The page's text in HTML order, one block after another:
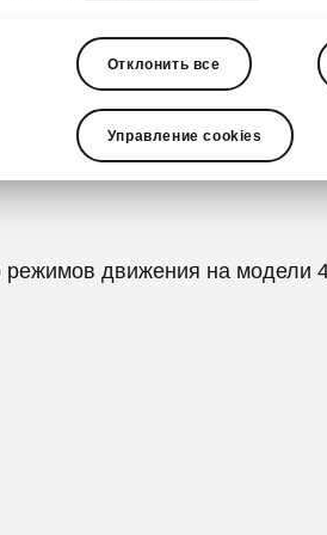
для тяжелых дорожных
режимов движения на модели
Отклонить все
Управление cookies